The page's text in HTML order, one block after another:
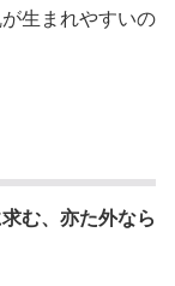
生まれやすいの
む、亦た外なら